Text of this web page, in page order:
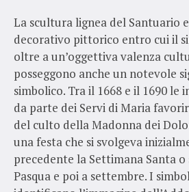
La scultura lignea del Santuario
decorativo pittorico entro cui il
oltre a un’oggettiva valenza
posseggono anche un notevole
simbolico. Tra il 1668 e il 1690 le
da parte dei Servi di Maria
del culto della Madonna dei
una festa che si svolgeva
precedente la Settimana Santa o
Pasqua e poi a settembre. I